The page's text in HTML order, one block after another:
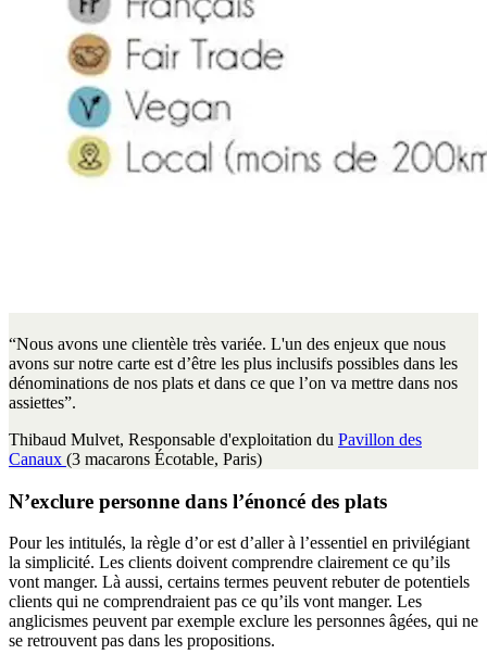
“Nous avons une clientèle très variée. L'un des enjeux que nous
avons sur notre carte est d’être les plus inclusifs possibles dans les
dénominations de nos plats et dans ce que l’on va mettre dans nos
assiettes”.
Thibaud Mulvet, Responsable d'exploitation du Pavillon des
Canaux (3 macarons Écotable, Paris)
N’exclure personne dans l’énoncé des plats
Pour les intitulés, la règle d’or est d’aller à l’essentiel en privilégiant
la simplicité. Les clients doivent comprendre clairement ce qu’ils
vont manger. Là aussi, certains termes peuvent rebuter de potentiels
clients qui ne comprendraient pas ce qu’ils vont manger. Les
anglicismes peuvent par exemple exclure les personnes âgées, qui ne
se retrouvent pas dans les propositions.